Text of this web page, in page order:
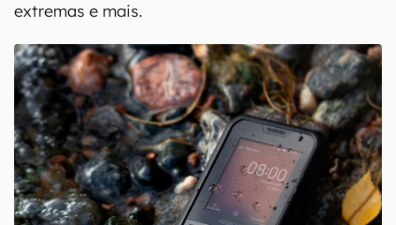
extremas e mais.